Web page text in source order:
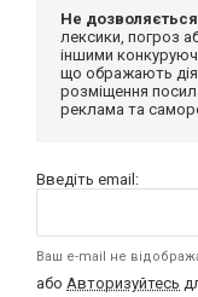
Не
лексики, погроз
іншими
що ображають
розміщення
реклама та
Введіть email:
Ваш e-mail не
або Авторизуйтесь